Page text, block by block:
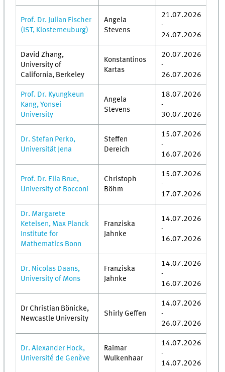
Prof. Dr. Julian Fischer
(IST, Klosterneuburg)
Angela
Stevens
21.07.2026
-
24.07.2026
David Zhang,
University of
California, Berkeley
Konstantinos
Kartas
20.07.2026
-
26.07.2026
Prof. Dr. Kyungkeun
Kang, Yonsei
University
Angela
Stevens
18.07.2026
-
30.07.2026
Dr. Stefan Perko,
Universität Jena
Steffen
Dereich
15.07.2026
-
16.07.2026
Prof. Dr. Elia Brue,
University of Bocconi
Christoph
Böhm
15.07.2026
-
17.07.2026
Dr. Margarete
Ketelsen, Max Planck
Institute for
Mathematics Bonn
Franziska
Jahnke
14.07.2026
-
16.07.2026
Dr. Nicolas Daans,
University of Mons
Franziska
Jahnke
14.07.2026
-
16.07.2026
Dr Christian Bönicke,
Newcastle University
Shirly Geffen
14.07.2026
-
26.07.2026
Dr. Alexander Hock,
Université de Genève
Raimar
Wulkenhaar
14.07.2026
-
14.07.2026